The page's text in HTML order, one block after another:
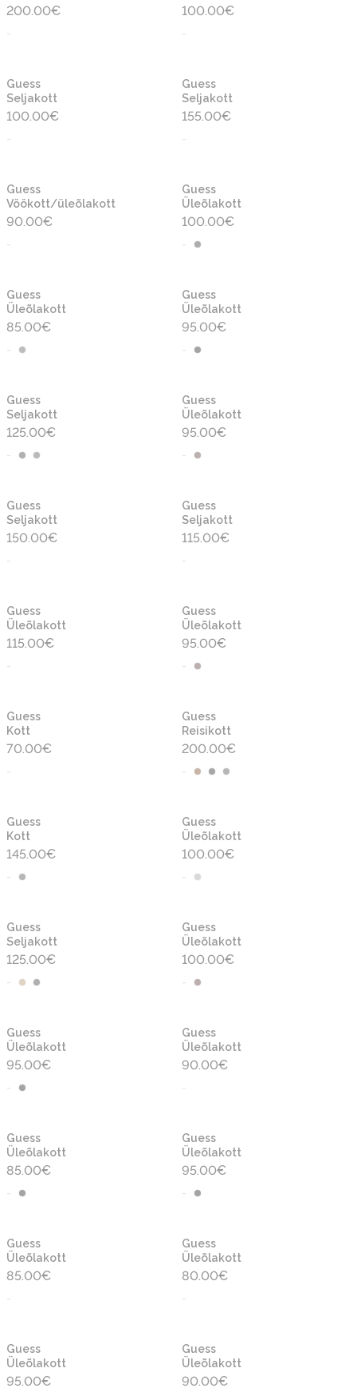
200.00€
-
100.00€
-
Guess
Seljakott
100.00€
-
Guess
Seljakott
155.00€
-
Guess
Vöökott/üleõlakott
90.00€
-
Guess
Üleõlakott
100.00€
-
Guess
Üleõlakott
85.00€
-
Guess
Üleõlakott
95.00€
-
Guess
Seljakott
125.00€
-
Guess
Üleõlakott
95.00€
-
Guess
Seljakott
150.00€
-
Guess
Seljakott
115.00€
-
Guess
Üleõlakott
115.00€
-
Guess
Üleõlakott
95.00€
-
Guess
Kott
70.00€
-
Guess
Reisikott
200.00€
-
Guess
Kott
145.00€
-
Guess
Üleõlakott
100.00€
-
Guess
Seljakott
125.00€
-
Guess
Üleõlakott
100.00€
-
Guess
Üleõlakott
95.00€
-
Guess
Üleõlakott
90.00€
-
Guess
Üleõlakott
85.00€
-
Guess
Üleõlakott
95.00€
-
Guess
Üleõlakott
85.00€
-
Guess
Üleõlakott
80.00€
-
Guess
Üleõlakott
95.00€
Guess
Üleõlakott
90.00€